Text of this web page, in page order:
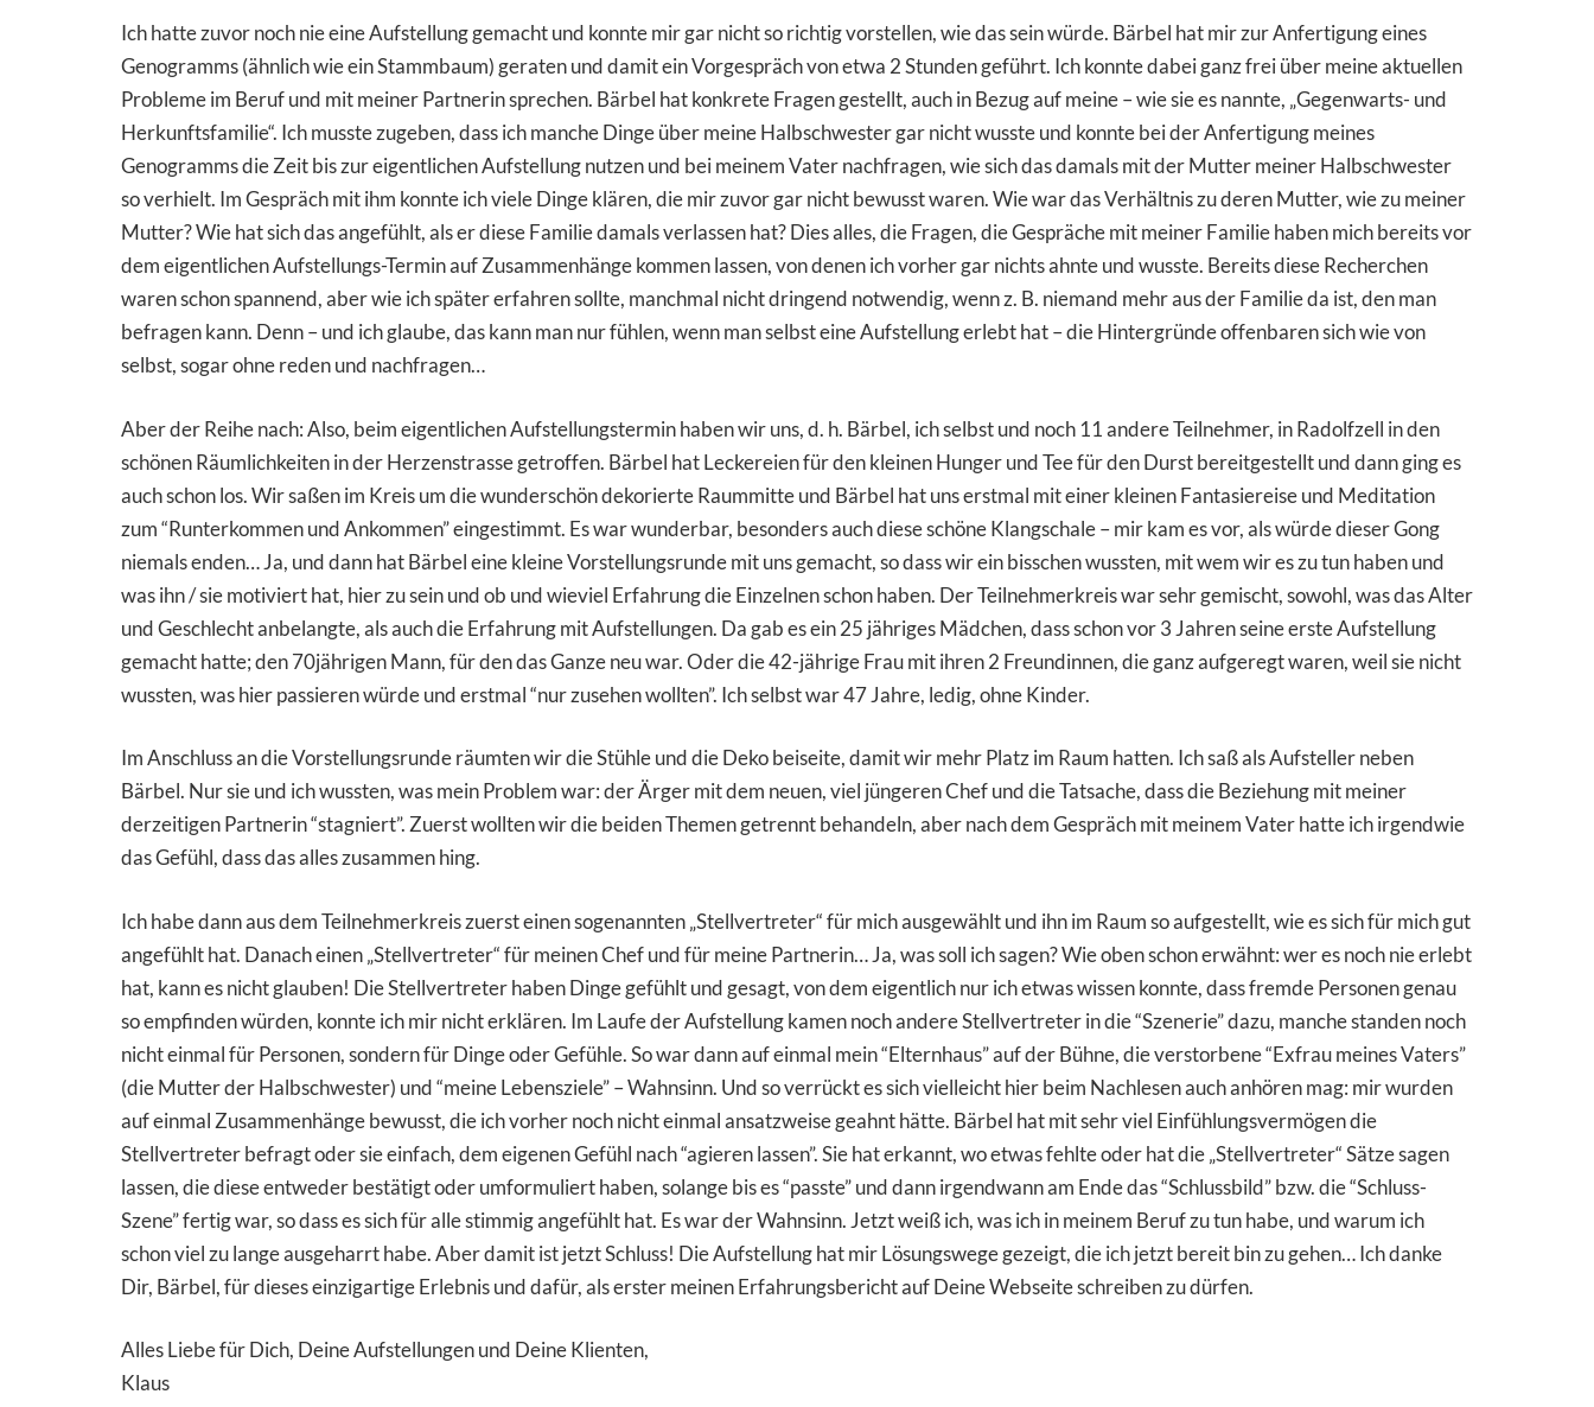
Ich hatte zuvor noch nie eine Aufstellung gemacht und konnte mir gar nicht so richtig vorstellen, wie das sein würde. Bärbel hat mir zur Anfertigung eines
Genogramms (ähnlich wie ein Stammbaum) geraten und damit ein Vorgespräch von etwa 2 Stunden geführt. Ich konnte dabei ganz frei über meine aktuellen
Probleme im Beruf und mit meiner Partnerin sprechen. Bärbel hat konkrete Fragen gestellt, auch in Bezug auf meine – wie sie es nannte, „Gegenwarts- und
Herkunftsfamilie“. Ich musste zugeben, dass ich manche Dinge über meine Halbschwester gar nicht wusste und konnte bei der Anfertigung meines
Genogramms die Zeit bis zur eigentlichen Aufstellung nutzen und bei meinem Vater nachfragen, wie sich das damals mit der Mutter meiner Halbschwester
so verhielt. Im Gespräch mit ihm konnte ich viele Dinge klären, die mir zuvor gar nicht bewusst waren. Wie war das Verhältnis zu deren Mutter, wie zu meiner
Mutter? Wie hat sich das angefühlt, als er diese Familie damals verlassen hat? Dies alles, die Fragen, die Gespräche mit meiner Familie haben mich bereits vor
dem eigentlichen Aufstellungs-Termin auf Zusammenhänge kommen lassen, von denen ich vorher gar nichts ahnte und wusste. Bereits diese Recherchen
waren schon spannend, aber wie ich später erfahren sollte, manchmal nicht dringend notwendig, wenn z. B. niemand mehr aus der Familie da ist, den man
befragen kann. Denn – und ich glaube, das kann man nur fühlen, wenn man selbst eine Aufstellung erlebt hat – die Hintergründe offenbaren sich wie von
selbst, sogar ohne reden und nachfragen…
Aber der Reihe nach: Also, beim eigentlichen Aufstellungstermin haben wir uns, d. h. Bärbel, ich selbst und noch 11 andere Teilnehmer, in Radolfzell in den
schönen Räumlichkeiten in der Herzenstrasse getroffen. Bärbel hat Leckereien für den kleinen Hunger und Tee für den Durst bereitgestellt und dann ging es
auch schon los. Wir saßen im Kreis um die wunderschön dekorierte Raummitte und Bärbel hat uns erstmal mit einer kleinen Fantasiereise und Meditation
zum “Runterkommen und Ankommen” eingestimmt. Es war wunderbar, besonders auch diese schöne Klangschale – mir kam es vor, als würde dieser Gong
niemals enden… Ja, und dann hat Bärbel eine kleine Vorstellungsrunde mit uns gemacht, so dass wir ein bisschen wussten, mit wem wir es zu tun haben und
was ihn / sie motiviert hat, hier zu sein und ob und wieviel Erfahrung die Einzelnen schon haben. Der Teilnehmerkreis war sehr gemischt, sowohl, was das Alter
und Geschlecht anbelangte, als auch die Erfahrung mit Aufstellungen. Da gab es ein 25 jähriges Mädchen, dass schon vor 3 Jahren seine erste Aufstellung
gemacht hatte; den 70jährigen Mann, für den das Ganze neu war. Oder die 42-jährige Frau mit ihren 2 Freundinnen, die ganz aufgeregt waren, weil sie nicht
wussten, was hier passieren würde und erstmal “nur zusehen wollten”. Ich selbst war 47 Jahre, ledig, ohne Kinder.
Im Anschluss an die Vorstellungsrunde räumten wir die Stühle und die Deko beiseite, damit wir mehr Platz im Raum hatten. Ich saß als Aufsteller neben
Bärbel. Nur sie und ich wussten, was mein Problem war: der Ärger mit dem neuen, viel jüngeren Chef und die Tatsache, dass die Beziehung mit meiner
derzeitigen Partnerin “stagniert”. Zuerst wollten wir die beiden Themen getrennt behandeln, aber nach dem Gespräch mit meinem Vater hatte ich irgendwie
das Gefühl, dass das alles zusammen hing.
Ich habe dann aus dem Teilnehmerkreis zuerst einen sogenannten „Stellvertreter“ für mich ausgewählt und ihn im Raum so aufgestellt, wie es sich für mich gut
angefühlt hat. Danach einen „Stellvertreter“ für meinen Chef und für meine Partnerin… Ja, was soll ich sagen? Wie oben schon erwähnt: wer es noch nie erlebt
hat, kann es nicht glauben! Die Stellvertreter haben Dinge gefühlt und gesagt, von dem eigentlich nur ich etwas wissen konnte, dass fremde Personen genau
so empfinden würden, konnte ich mir nicht erklären. Im Laufe der Aufstellung kamen noch andere Stellvertreter in die “Szenerie” dazu, manche standen noch
nicht einmal für Personen, sondern für Dinge oder Gefühle. So war dann auf einmal mein “Elternhaus” auf der Bühne, die verstorbene “Exfrau meines Vaters”
(die Mutter der Halbschwester) und “meine Lebensziele” – Wahnsinn. Und so verrückt es sich vielleicht hier beim Nachlesen auch anhören mag: mir wurden
auf einmal Zusammenhänge bewusst, die ich vorher noch nicht einmal ansatzweise geahnt hätte. Bärbel hat mit sehr viel Einfühlungsvermögen die
Stellvertreter befragt oder sie einfach, dem eigenen Gefühl nach “agieren lassen”. Sie hat erkannt, wo etwas fehlte oder hat die „Stellvertreter“ Sätze sagen
lassen, die diese entweder bestätigt oder umformuliert haben, solange bis es “passte” und dann irgendwann am Ende das “Schlussbild” bzw. die “Schluss-
Szene” fertig war, so dass es sich für alle stimmig angefühlt hat. Es war der Wahnsinn. Jetzt weiß ich, was ich in meinem Beruf zu tun habe, und warum ich
schon viel zu lange ausgeharrt habe. Aber damit ist jetzt Schluss! Die Aufstellung hat mir Lösungswege gezeigt, die ich jetzt bereit bin zu gehen… Ich danke
Dir, Bärbel, für dieses einzigartige Erlebnis und dafür, als erster meinen Erfahrungsbericht auf Deine Webseite schreiben zu dürfen.
Alles Liebe für Dich, Deine Aufstellungen und Deine Klienten,
Klaus